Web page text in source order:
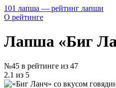
101 лапша — рейтинг лапши
О рейтинге
Лапша «Биг
№45 в рейтинге из 47
2.1 из 5